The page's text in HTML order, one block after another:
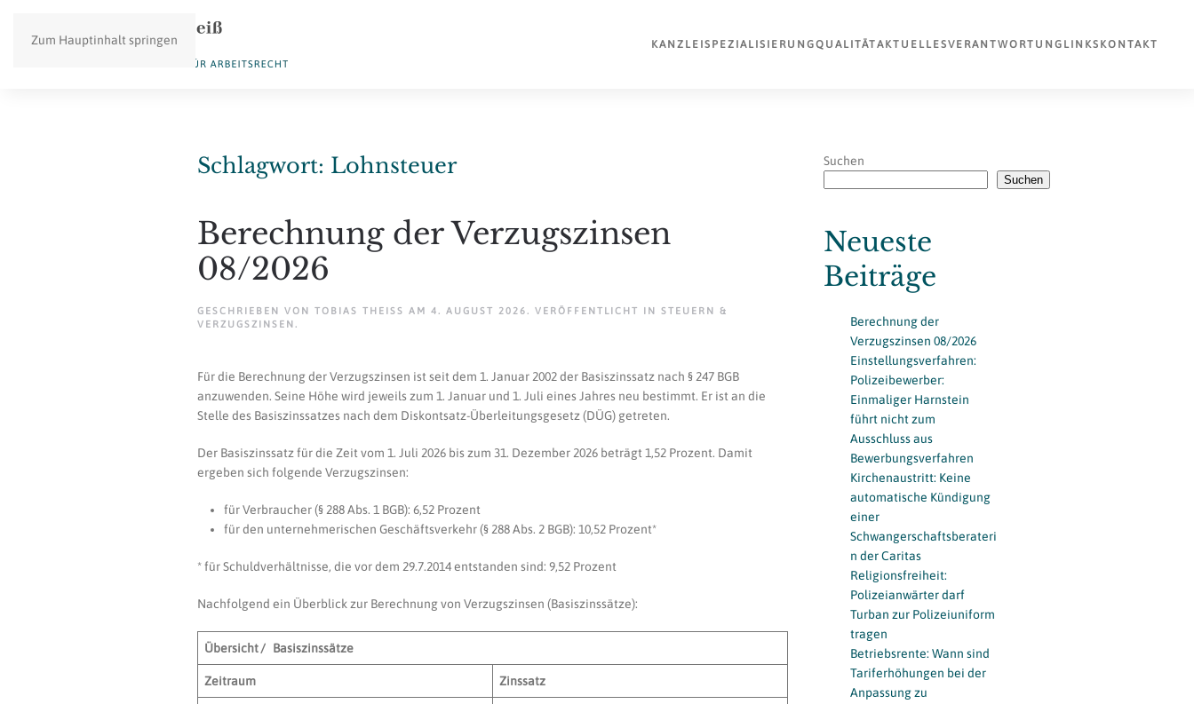
Zum Hauptinhalt springen KANZLEISPEZIALISIERUNGQUALITÄTAKTUELLESVERANTWORTUNG LINKS KONTAKT
Schlagwort: Lohnsteuer
Berechnung der Verzugszinsen
08/2026
GESCHRIEBEN VON TOBIAS THEISS AM 4. AUGUST 2026 . VERÖFFENTLICHT IN STEUERN &
VERZUGSZINSEN .
Für die Berechnung der Verzugszinsen ist seit dem 1. Januar 2002 der Basiszinssatz nach § 247 BGB
anzuwenden. Seine Höhe wird jeweils zum 1. Januar und 1. Juli eines Jahres neu bestimmt. Er ist an die
Stelle des Basiszinssatzes nach dem Diskontsatz-Überleitungsgesetz (DÜG) getreten.
Der Basiszinssatz für die Zeit vom 1. Juli 2026 bis zum 31. Dezember 2026 beträgt 1,52 Prozent. Damit
ergeben sich folgende Verzugszinsen:
für Verbraucher (§ 288 Abs. 1 BGB): 6,52 Prozent
für den unternehmerischen Geschäftsverkehr (§ 288 Abs. 2 BGB): 10,52 Prozent*
* für Schuldverhältnisse, die vor dem 29.7.2014 entstanden sind: 9,52 Prozent
Nachfolgend ein Überblick zur Berechnung von Verzugszinsen (Basiszinssätze):
Übersicht / Basiszinssätze
Zeitraum Zinssatz
Suchen
Suchen
Neueste
Beiträge
Berechnung der
Verzugszinsen 08/2026
Einstellungsverfahren:
Polizeibewerber:
Einmaliger Harnstein
führt nicht zum
Ausschluss aus
Bewerbungsverfahren
Kirchenaustritt: Keine
automatische Kündigung
einer
Schwangerschaftsberateri
n der Caritas
Religionsfreiheit:
Polizeianwärter darf
Turban zur Polizeiuniform
tragen
Betriebsrente: Wann sind
Tariferhöhungen bei der
Anpassung zu